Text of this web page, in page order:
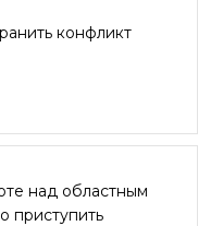
конфликт
над областным
приступить